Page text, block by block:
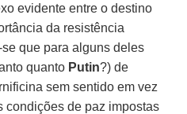
evidente entre o destino
da resistência
que para alguns deles
quanto Putin?) de
sem sentido em vez
condições de paz impostas